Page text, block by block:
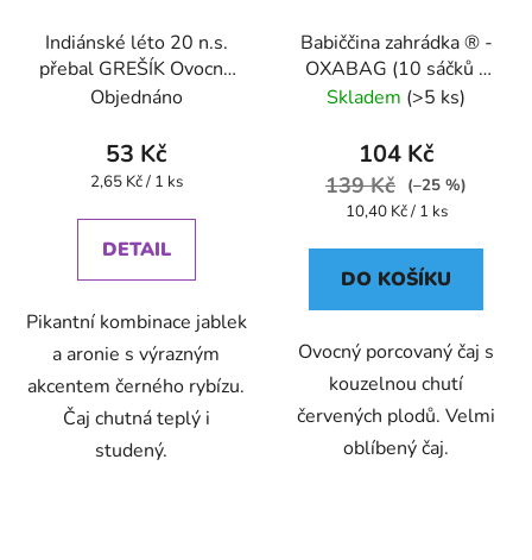
Indiánské léto 20 n.s.
přebal GREŠÍK Ovocný
čaj
Objednáno
53 Kč
Měrná
2,65 Kč / 1 ks
DETAIL
Pikantní kombinace jablek
a aronie s výrazným
akcentem černého rybízu.
Čaj chutná teplý i
studený.
Babiččina zahrádka ® -
OXABAG (10 sáčků x
5g) - Oxalis
Skladem (>5 ks)
104 Kč
139 Kč
(–25 %)
Měrná
10,40 Kč / 1 ks
DO KOŠÍKU
Ovocný porcovaný čaj s
kouzelnou chutí
červených plodů. Velmi
oblíbený čaj.